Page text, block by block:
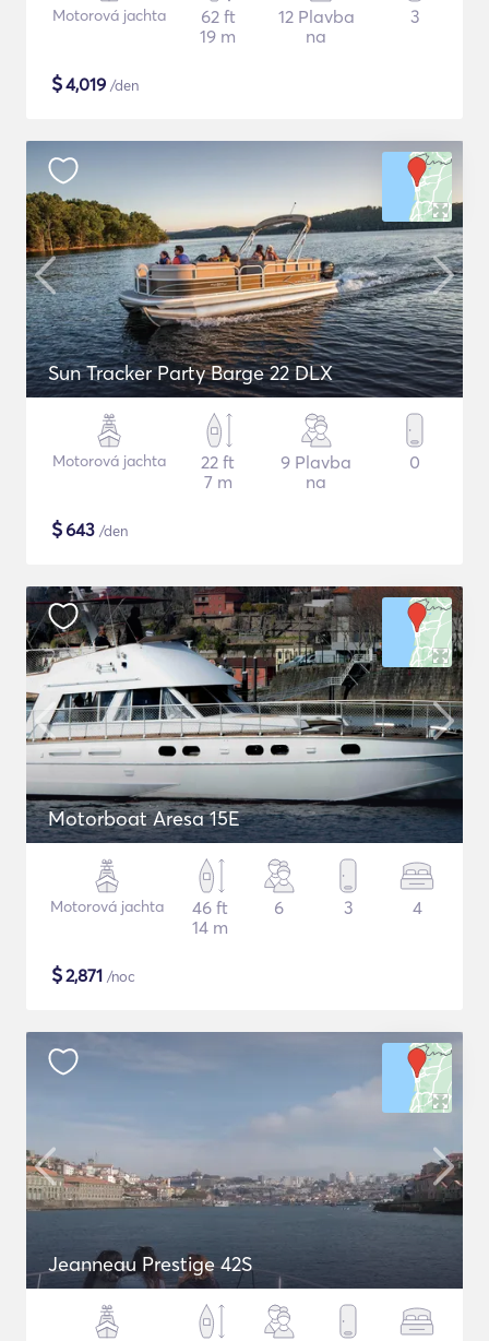
Motorová jachta
62 ft
19 m
12 Plavba
na
3
$4,019 /den
Sun Tracker Party Barge 22 DLX
Motorová jachta
22 ft
7 m
9 Plavba
na
0
$643 /den
Motorboat Aresa 15E
Motorová jachta
46 ft
14 m
6 3 4
$2,871 /noc
Jeanneau Prestige 42S